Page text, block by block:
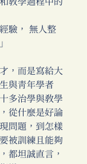
教學過程中的
驗， 無人整
，而是寫給大
與青年學者
多治學與教學
從什麼是好論
問題，到怎樣
被訓練且能夠
都坦誠直言，